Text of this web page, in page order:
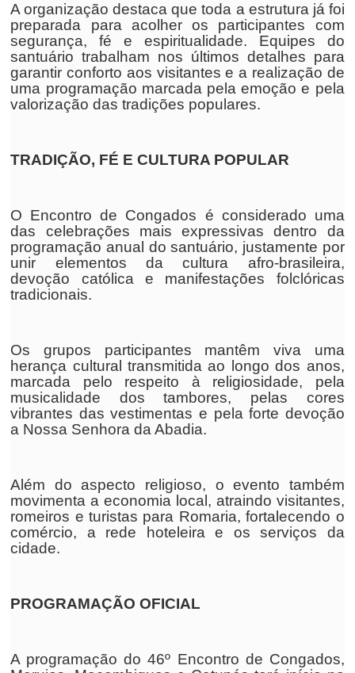
A organização destaca que toda a estrutura já foi
preparada para acolher os participantes com
segurança, fé e espiritualidade. Equipes do
santuário trabalham nos últimos detalhes para
garantir conforto aos visitantes e a realização de
uma programação marcada pela emoção e pela
valorização das tradições populares.
TRADIÇÃO, FÉ E CULTURA POPULAR
O Encontro de Congados é considerado uma
das celebrações mais expressivas dentro da
programação anual do santuário, justamente por
unir elementos da cultura afro-brasileira,
devoção católica e manifestações folclóricas
tradicionais.
Os grupos participantes mantêm viva uma
herança cultural transmitida ao longo dos anos,
marcada pelo respeito à religiosidade, pela
musicalidade dos tambores, pelas cores
vibrantes das vestimentas e pela forte devoção
a Nossa Senhora da Abadia.
Além do aspecto religioso, o evento também
movimenta a economia local, atraindo visitantes,
romeiros e turistas para Romaria, fortalecendo o
comércio, a rede hoteleira e os serviços da
cidade.
PROGRAMAÇÃO OFICIAL
A programação do 46º Encontro de Congados,